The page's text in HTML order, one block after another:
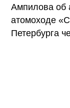
Ампилова об
атомоходе
Петербурга